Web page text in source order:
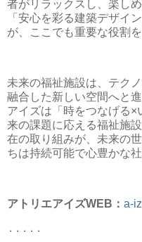
者がリラックスし、楽し
「安心を彩る建築デザイ
が、ここでも重要な役割を
未来の福祉施設は、テク
融合した新しい空間へと
アイズは「時をつなげる
来の課題に応える福祉施
在の取り組みが、未来の
ちは持続可能で心豊かな
アトリエアイズWEB： a-
・・・・・